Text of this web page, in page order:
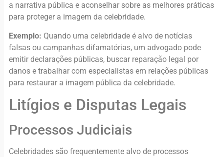
a narrativa pública e aconselhar sobre as melhores práticas
para proteger a imagem da celebridade.
Exemplo: Quando uma celebridade é alvo de notícias
falsas ou campanhas difamatórias, um advogado pode
emitir declarações públicas, buscar reparação legal por
danos e trabalhar com especialistas em relações públicas
para restaurar a imagem pública da celebridade.
Litígios e Disputas Legais
Processos Judiciais
Celebridades são frequentemente alvo de processos